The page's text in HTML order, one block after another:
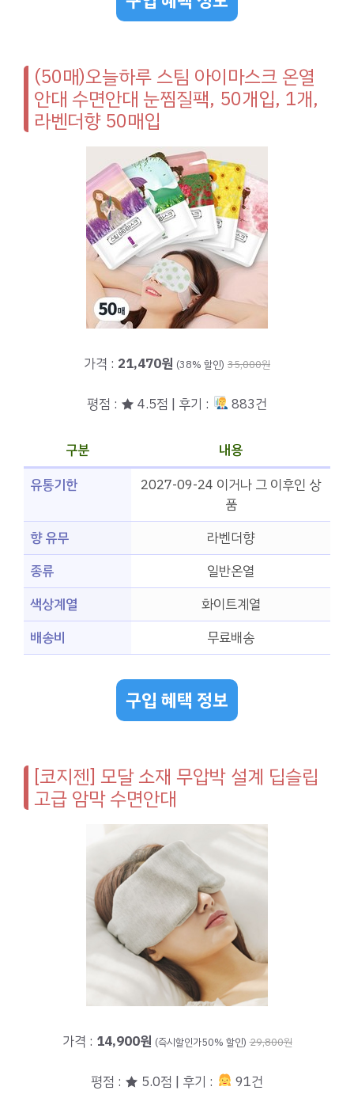
(50매)오늘하루 스팀 아이마스크 온열
안대 수면안대 눈찜질팩, 50개입, 1개,
라벤더향 50매입
가격 : 21,470원 (38% 할인) 35,000원
평점 : ★ 4.5점 | 후기 : 883건
구분
내용
유통기한
2027-09-24 이거나 그 이후인 상
품
향 유무
라벤더향
종류
일반온열
색상계열
화이트계열
배송비
무료배송
구입 혜택 정보
[코지젠] 모달 소재 무압박 설계 딥슬립
고급 암막 수면안대
가격 : 14,900원 (즉시할인가50% 할인) 29,800원
평점 : ★ 5.0점 | 후기 : 91건